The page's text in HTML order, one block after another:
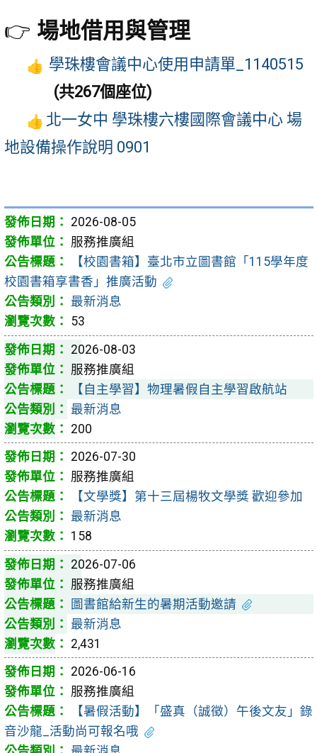
👉 場地借用與管理
學珠樓會議中心使用申請單_1140515
(共267個座位)
北一女中 學珠樓六樓國際會議中心 場
地設備操作說明 0901
2026-08-05
服務推廣組
【校園書箱】臺北市立圖書館「115學年度
校園書箱享書香」推廣活動
最新消息
53
2026-08-03
服務推廣組
【自主學習】物理暑假自主學習啟航站
最新消息
200
2026-07-30
服務推廣組
【文學獎】第十三屆楊牧文學獎 歡迎參加
最新消息
158
2026-07-06
服務推廣組
圖書館給新生的暑期活動邀請
最新消息
2,431
2026-06-16
服務推廣組
【暑假活動】「盛真（誠徵）午後文友」錄
音沙龍_活動尚可報名哦